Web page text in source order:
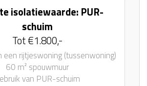
isolatiewaarde: PUR-
schuim
Tot €1.800,-
een rijtjeswoning (tussenwoning)
60 m² spouwmuur
van PUR-schuim